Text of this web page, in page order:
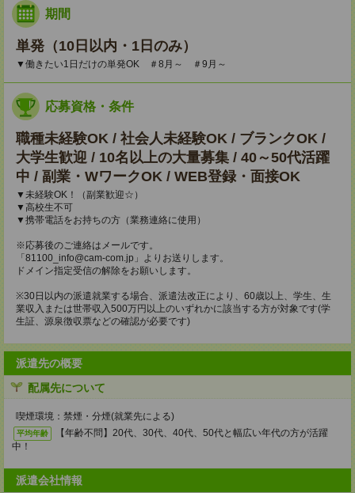
期間
単発（10日以内・1日のみ）
▼働きたい1日だけの単発OK ＃8月～ ＃9月～
応募資格・条件
職種未経験OK / 社会人未経験OK / ブランクOK /
大学生歓迎 / 10名以上の大量募集 / 40～50代活躍
中 / 副業・WワークOK / WEB登録・面接OK
▼未経験OK！（副業歓迎☆）
▼高校生不可
▼携帯電話をお持ちの方（業務連絡に使用）
※応募後のご連絡はメールです。
「81100_info@cam-com.jp」よりお送りします。
ドメイン指定受信の解除をお願いします。
※30日以内の派遣就業する場合、派遣法改正により、60歳以上、学生、生
業収入または世帯収入500万円以上のいずれかに該当する方が対象です(学
生証、源泉徴収票などの確認が必要です)
派遣先の概要
配属先について
喫煙環境：禁煙・分煙(就業先による)
平均年齢
【年齢不問】20代、30代、40代、50代と幅広い年代の方が活躍
中！
派遣会社情報